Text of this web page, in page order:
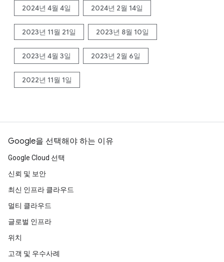
2024년 4월 4일 2024년 2월 14일
2023년 11월 21일 2023년 8월 10일
2023년 4월 3일 2023년 2월 6일
2022년 11월 1일
Google을 선택해야 하는 이유
Google Cloud 선택
신뢰 및 보안
최신 인프라 클라우드
멀티 클라우드
글로벌 인프라
위치
고객 및 우수사례